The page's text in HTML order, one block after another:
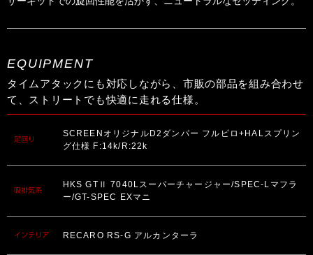
EQUIPMENT
タイムアタックにも対応しながら、市販の部品を組み合わせ
て、ストリートでも快適に走れる仕様。
足回り
SCREENオリジナルD2ダンパー フルピロ+HALスプリン
グ仕様 F:14k/R:22k
吸排気系
HKS GTⅡ 7040Lスーパーチャージャー/SPEC-Lマフラ
ー/GT-SPEC EXマニ
インテリア RECARO RS-G アルカンターラ